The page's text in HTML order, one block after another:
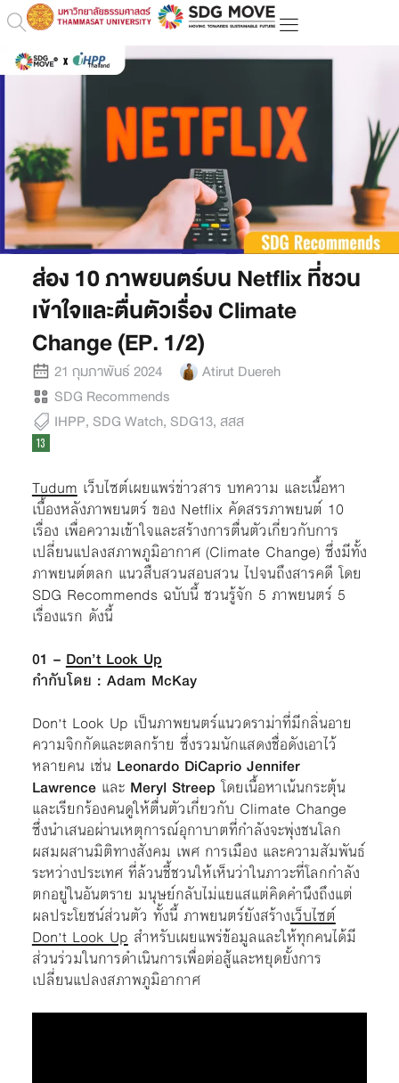
ส่อง 10 ภาพยนตร์บน Netflix ที่ชวน
เข้าใจและตื่นตัวเรื่อง Climate
Change (EP. 1/2)
21 กุมภาพันธ์ 2024
Atirut Duereh
SDG Recommends
IHPP, SDG Watch, SDG13,สสส
Tudumเว็บไซต์เผยแพร่ข่าวสาร บทความ และเนื้อหา
เบื้องหลังภาพยนตร์ ของ Netflix คัดสรรภาพยนต์ 10
เรื่อง เพื่อความเข้าใจและสร้างการตื่นตัวเกี่ยวกับการ
เปลี่ยนแปลงสภาพภูมิอากาศ (Climate Change) ซึ่งมีทั้ง
ภาพยนต์ตลก แนวสืบสวนสอบสวน ไปจนถึงสารคดี โดย
SDG Recommends ฉบับนี้ ชวนรู้จัก 5 ภาพยนตร์ 5
เรื่องแรก ดังนี้
01 –Don’t Look Up
กำกับโดย : Adam McKay
Don’t Look Up เป็นภาพยนตร์แนวดราม่าที่มีกลิ่นอาย
ความจิกกัดและตลกร้าย ซึ่งรวมนักแสดงชื่อดังเอาไว้
หลายคน เช่น Leonardo DiCaprio Jennifer
Lawrenceและ Meryl Streep โดยเนื้อหาเน้นกระตุ้น
และเรียกร้องคนดูให้ตื่นตัวเกี่ยวกับ Climate Change
ซึ่งนำเสนอผ่านเหตุการณ์อุกาบาตที่กำลังจะพุ่งชนโลก
ผสมผสานมิติทางสังคม เพศ การเมือง และความสัมพันธ์
ระหว่างประเทศ ที่ล้วนชี้ชวนให้เห็นว่าในภาวะที่โลกกำลัง
ตกอยู่ในอันตราย มนุษย์กลับไม่แยแสแต่คิดคำนึงถึงแต่
ผลประโยชน์ส่วนตัว ทั้งนี้ ภาพยนตร์ยังสร้างเว็บไซต์
Don’t Look Upสำหรับเผยแพร่ข้อมูลและให้ทุกคนได้มี
ส่วนร่วมในการดำเนินการเพื่อต่อสู้และหยุดยั้งการ
เปลี่ยนแปลงสภาพภูมิอากาศ